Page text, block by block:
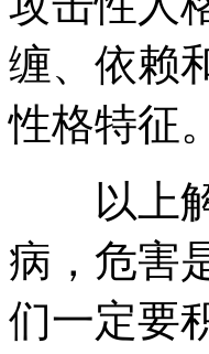
缠、依赖
性格特征。
以上解
病，危害
们一定要